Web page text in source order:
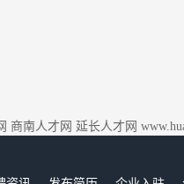
商南人才网 延长人才网